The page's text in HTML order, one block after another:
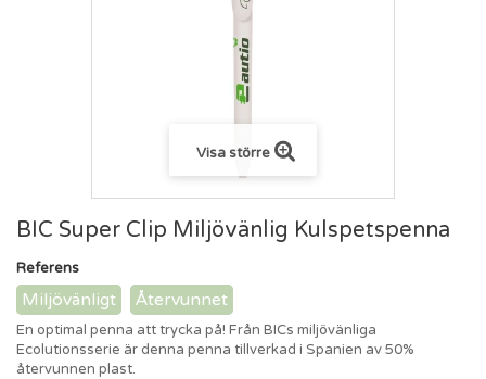
Visa större
BIC Super Clip Miljövänlig Kulspetspenna
Referens
Miljövänligt Återvunnet
En optimal penna att trycka på! Från BICs miljövänliga
Ecolutionsserie är denna penna tillverkad i Spanien av 50%
återvunnen plast.